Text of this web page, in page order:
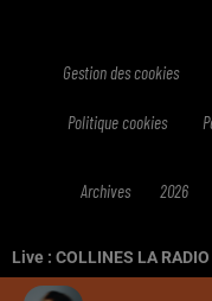
Live : COLLINES LA RADIO
Gestion des cookies
Politique cookies
Archives 2026